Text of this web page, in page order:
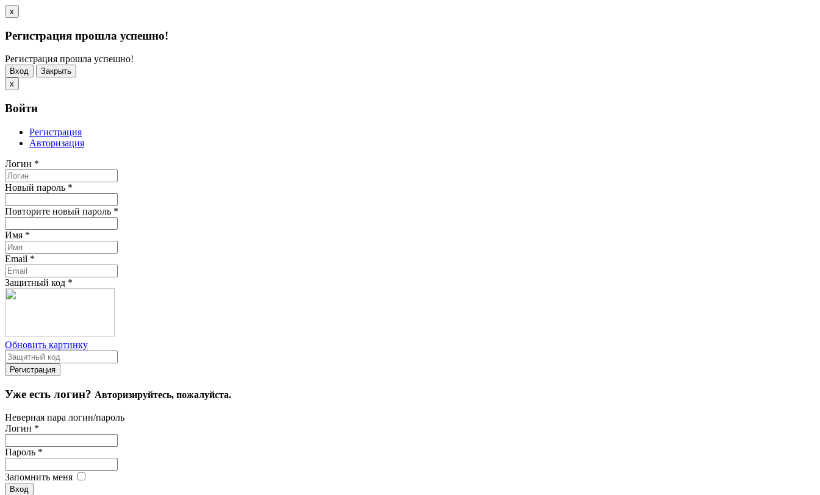
x
Регистрация прошла успешно!
Регистрация прошла успешно!
Вход
Закрыть
x
Войти
Регистрация
Авторизация
Логин *
Новый пароль *
Повторите новый пароль *
Имя *
Email *
Защитный код *
Обновить картинку
Уже есть логин? Авторизируйтесь, пожалуйста.
Неверная пара логин/пароль
Логин *
Пароль *
Запомнить меня